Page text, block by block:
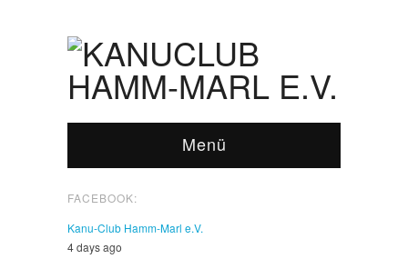
Menü
FACEBOOK:
Kanu-Club Hamm-Marl e.V.
4 days ago